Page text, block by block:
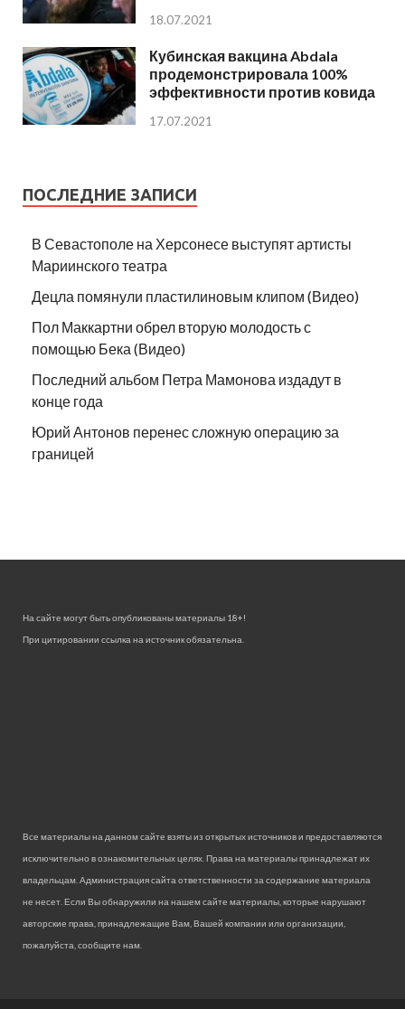
18.07.2021
Кубинская вакцина Abdala
продемонстрировала 100%
эффективности против ковида
17.07.2021
ПОСЛЕДНИЕ ЗАПИСИ
В Севастополе на Херсонесе выступят артисты
Мариинского театра
Децла помянули пластилиновым клипом (Видео)
Пол Маккартни обрел вторую молодость с
помощью Бека (Видео)
Последний альбом Петра Мамонова издадут в
конце года
Юрий Антонов перенес сложную операцию за
границей
На сайте могут быть опубликованы материалы 18+!
При цитировании ссылка на источник обязательна.
Все материалы на данном сайте взяты из открытых источников и предоставляются
исключительно в ознакомительных целях. Права на материалы принадлежат их
владельцам. Администрация сайта ответственности за содержание материала
не несет. Если Вы обнаружили на нашем сайте материалы, которые нарушают
авторские права, принадлежащие Вам, Вашей компании или организации,
пожалуйста, сообщите нам.